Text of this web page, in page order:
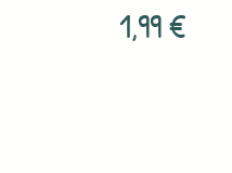
1,99€